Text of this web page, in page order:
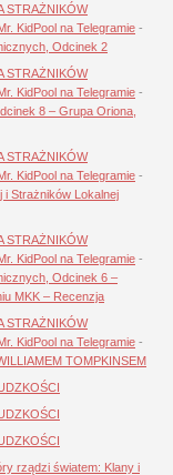
STRAŻNIKÓW
KidPool na Telegramie -
Odcinek 2
STRAŻNIKÓW
KidPool na Telegramie -
8 – Grupa Oriona,
STRAŻNIKÓW
KidPool na Telegramie -
i Strażników Lokalnej
STRAŻNIKÓW
KidPool na Telegramie -
Odcinek 6 –
MKK – Recenzja
STRAŻNIKÓW
KidPool na Telegramie -
TOMPKINSEM
rządzi światem: Klany i